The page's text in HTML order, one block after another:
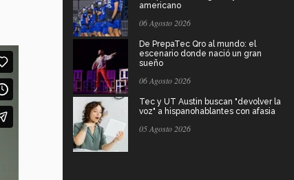
americano
06 Agosto 2026
De PrepaTec Qro al mundo: el
escenario donde nació un gran
sueño
06 Agosto 2026
Tec y UT Austin buscan "devolver la
voz" a hispanohablantes con afasia
05 Agosto 2026